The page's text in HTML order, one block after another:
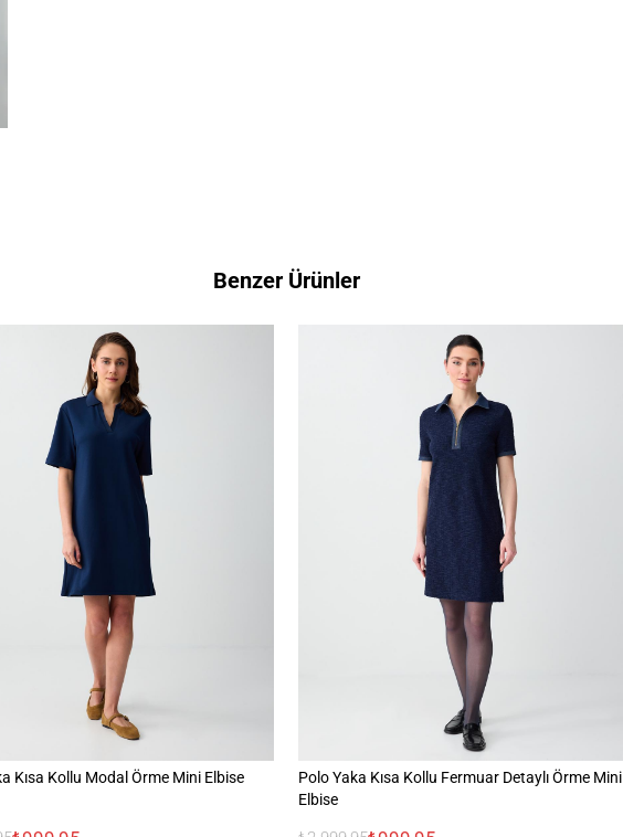
Benzer Ürünler
Kısa Kollu Modal Örme Mini Elbise
Polo Yaka Kısa Kollu Fermuar Detaylı Örme Mini
Elbise